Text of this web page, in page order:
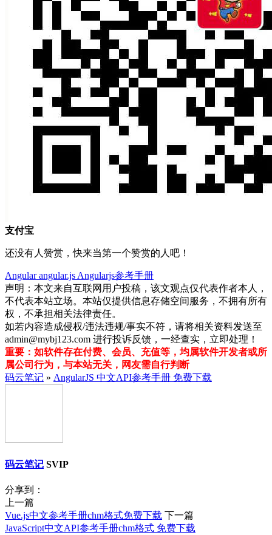
支付宝
还没有人赞赏，快来当第一个赞赏的人吧！
Angular angular.jsAngularjs参考手册
声明：本文来自互联网用户投稿，该文观点仅代表作者本人，
不代表本站立场。本站仅提供信息存储空间服务，不拥有所有
权，不承担相关法律责任。
如若内容造成侵权/违法违规/事实不符，请将相关资料发送至
admin@mybj123.com 进行投诉反馈，一经查实，立即处理！
重要：如软件存在付费、会员、充值等，均属软件开发者或所
属公司行为，与本站无关，网友需自行判断
码云笔记 » AngularJS 中文API参考手册 免费下载
码云笔记 SVIP
分享到：
上一篇
Vue.js中文参考手册chm格式免费下载 下一篇
JavaScript中文API参考手册chm格式 免费下载